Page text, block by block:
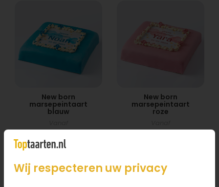
New born
marsepeintaart
blauw
28,95
New born
marsepeintaart
roze
28,95
Wij respecteren uw privacy